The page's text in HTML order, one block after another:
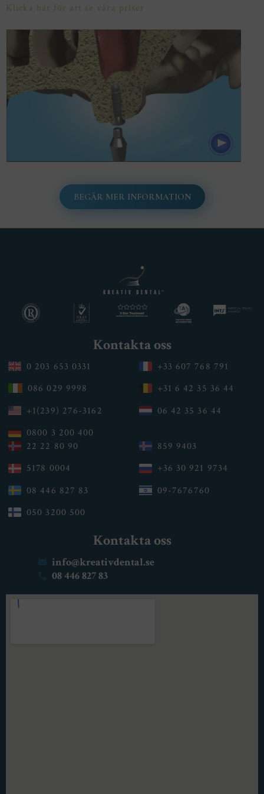
Klicka här för att se våra priser
BEGÄR MER INFORMATION
Kontakta oss
0 203 653 0331
086 029 9998
+1(239) 276-3162
0800 3 200 400
+33 607 768 791
+31 6 42 35 36 44
06 42 35 36 44
22 22 80 90
5178 0004
08 446 827 83
050 3200 500
859 9403
+36 30 921 9734
09-7676760
Kontakta oss
info@kreativdental.se
08 446 827 83